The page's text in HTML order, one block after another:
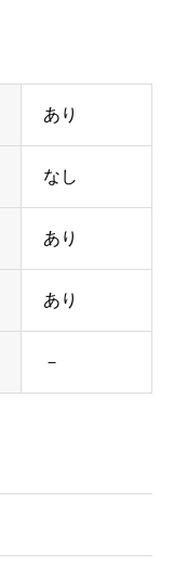
あり
なし
あり
あり
－